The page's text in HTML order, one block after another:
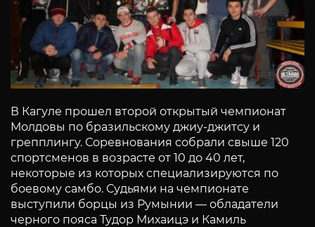
В Кагуле прошел второй открытый чемпионат
Молдовы по бразильскому джиу-джитсу и
грепплингу. Соревнования собрали свыше 120
спортсменов в возрасте от 10 до 40 лет,
некоторые из которых специализируются по
боевому самбо. Судьями на чемпионате
выступили борцы из Румынии — обладатели
черного пояса Тудор Михаицэ и Камиль